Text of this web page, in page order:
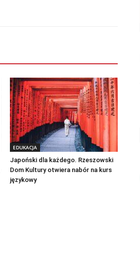
EDUKACJA
Japoński dla każdego. Rzeszowski
Dom Kultury otwiera nabór na kurs
językowy